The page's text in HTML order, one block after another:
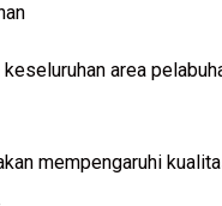
area
mempengaruhi